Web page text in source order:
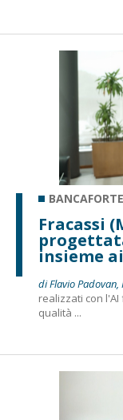
Fracassi
insieme
di Flavio
realizzati con
qualità ...